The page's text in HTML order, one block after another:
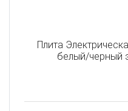
Плита
белый/черный